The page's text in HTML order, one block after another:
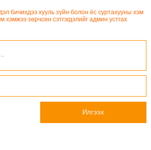
бичихдээ хууль зүйн болон ёс суртахууны хэм
хэмжээ зөрчсөн сэтгэгдэлийг админ устгах
Илгээх